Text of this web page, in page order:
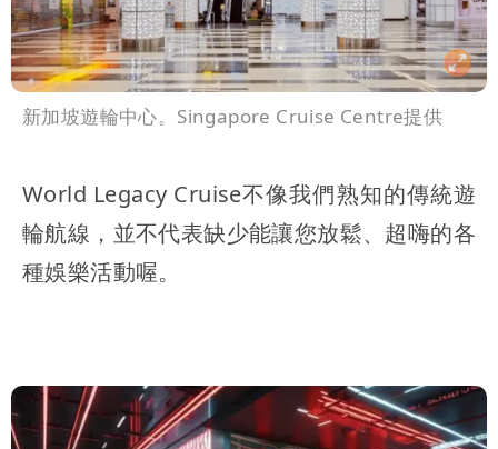
新加坡遊輪中心。Singapore Cruise Centre提供
World Legacy Cruise不像我們熟知的傳統遊
輪航線，並不代表缺少能讓您放鬆、超嗨的各
種娛樂活動喔。